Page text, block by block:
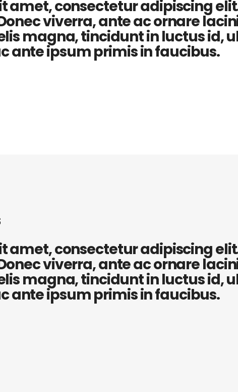
amet, consectetur adipiscing
viverra, ante ac ornare
magna, tincidunt in luctus id,
ante ipsum primis in faucibus.
amet, consectetur adipiscing
viverra, ante ac ornare
magna, tincidunt in luctus id,
ante ipsum primis in faucibus.